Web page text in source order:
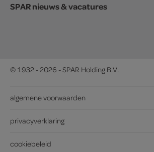
SPAR nieuws & vacatures
© 1932 - 2026 - SPAR Holding B.V.
algemene voorwaarden
privacyverklaring
cookiebeleid